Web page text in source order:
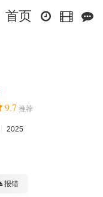
首页
9.7 推荐
2025
报错